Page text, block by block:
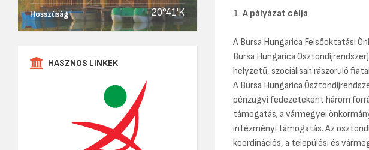
A pályázat célja
A Bursa Hungarica Felsőoktatási
Bursa Hungarica
helyzetű, szociálisan rászoruló
A Bursa Hungarica
pénzügyi fedezeteként három
támogatás; a vármegyei
intézményi támogatás. Az
koordinációs, a települési és
Hosszúság 20°41'K
HASZNOS LINKEK